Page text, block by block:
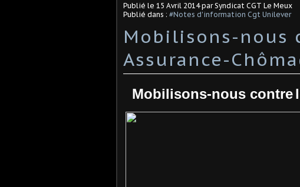
Publié le 15 Avril 2014par Syndicat CGT Le Meux
Publié dans : #Notes d'information Cgt Unilever
Mobilisons-nous
Assurance-
Mobilisons-nous contre